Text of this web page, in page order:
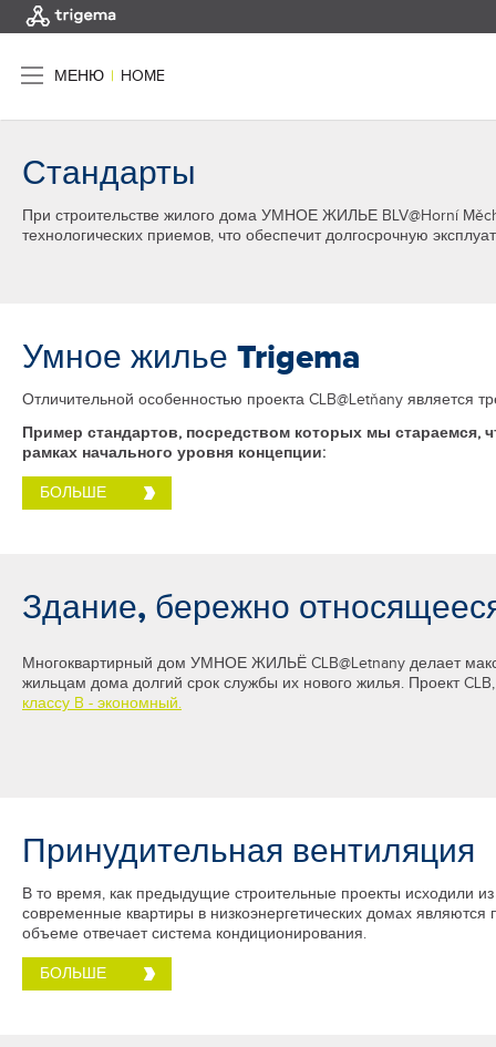
МЕНЮ | HOME
Стандарты
При строительстве жилого дома УМНОЕ ЖИЛЬЕ BLV@Horní
технологических приемов, что обеспечит долгосрочную
Умное жилье Trigema
Отличительной особенностью проекта CLB@Letňany
Пример стандартов, посредством которых мы
рамках начального уровня концепции:
БОЛЬШЕ
Здание, бережно
Многоквартирный дом УМНОЕ ЖИЛЬЁ CLB@Letnany делает
жильцам дома долгий срок службы их нового жилья. Проект
классу B - экономный.
Принудительная вентиляция
В то время, как предыдущие строительные проекты исходили
современные квартиры в низкоэнергетических домах
объеме отвечает система кондиционирования.
БОЛЬШЕ